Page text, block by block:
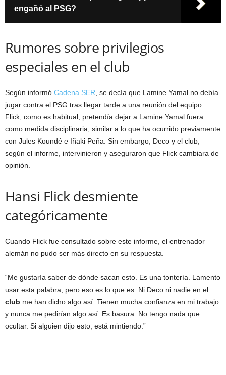
engañó al PSG?
Rumores sobre privilegios
especiales en el club
Según informó Cadena SER , se decía que Lamine Yamal no debía
jugar contra el PSG tras llegar tarde a una reunión del equipo.
Flick, como es habitual, pretendía dejar a Lamine Yamal fuera
como medida disciplinaria, similar a lo que ha ocurrido previamente
con Jules Koundé e Iñaki Peña. Sin embargo, Deco y el club,
según el informe, intervinieron y aseguraron que Flick cambiara de
opinión.
Hansi Flick desmiente
categóricamente
Cuando Flick fue consultado sobre este informe, el entrenador
alemán no pudo ser más directo en su respuesta.
“Me gustaría saber de dónde sacan esto. Es una tontería. Lamento
usar esta palabra, pero eso es lo que es. Ni Deco ni nadie en el
club me han dicho algo así. Tienen mucha confianza en mi trabajo
y nunca me pedirían algo así. Es basura. No tengo nada que
ocultar. Si alguien dijo esto, está mintiendo.”